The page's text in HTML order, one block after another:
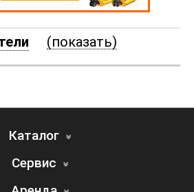
(показать)
Каталог
Сервис